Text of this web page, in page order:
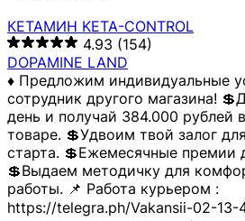
КЕТАМИН KETA-CONTROL
4.93 (154)
DOPAMINE LAND
♦️ Предложим индивидуальные
сотрудник другого магазина!
день и получай 384.000 рублей
товаре. 💲Удвоим твой залог
старта. 💲Ежемесячные премии
💲Выдаем методичку для
работы. 📌 Работа курьером :
https://telegra.ph/Vakansii-02-